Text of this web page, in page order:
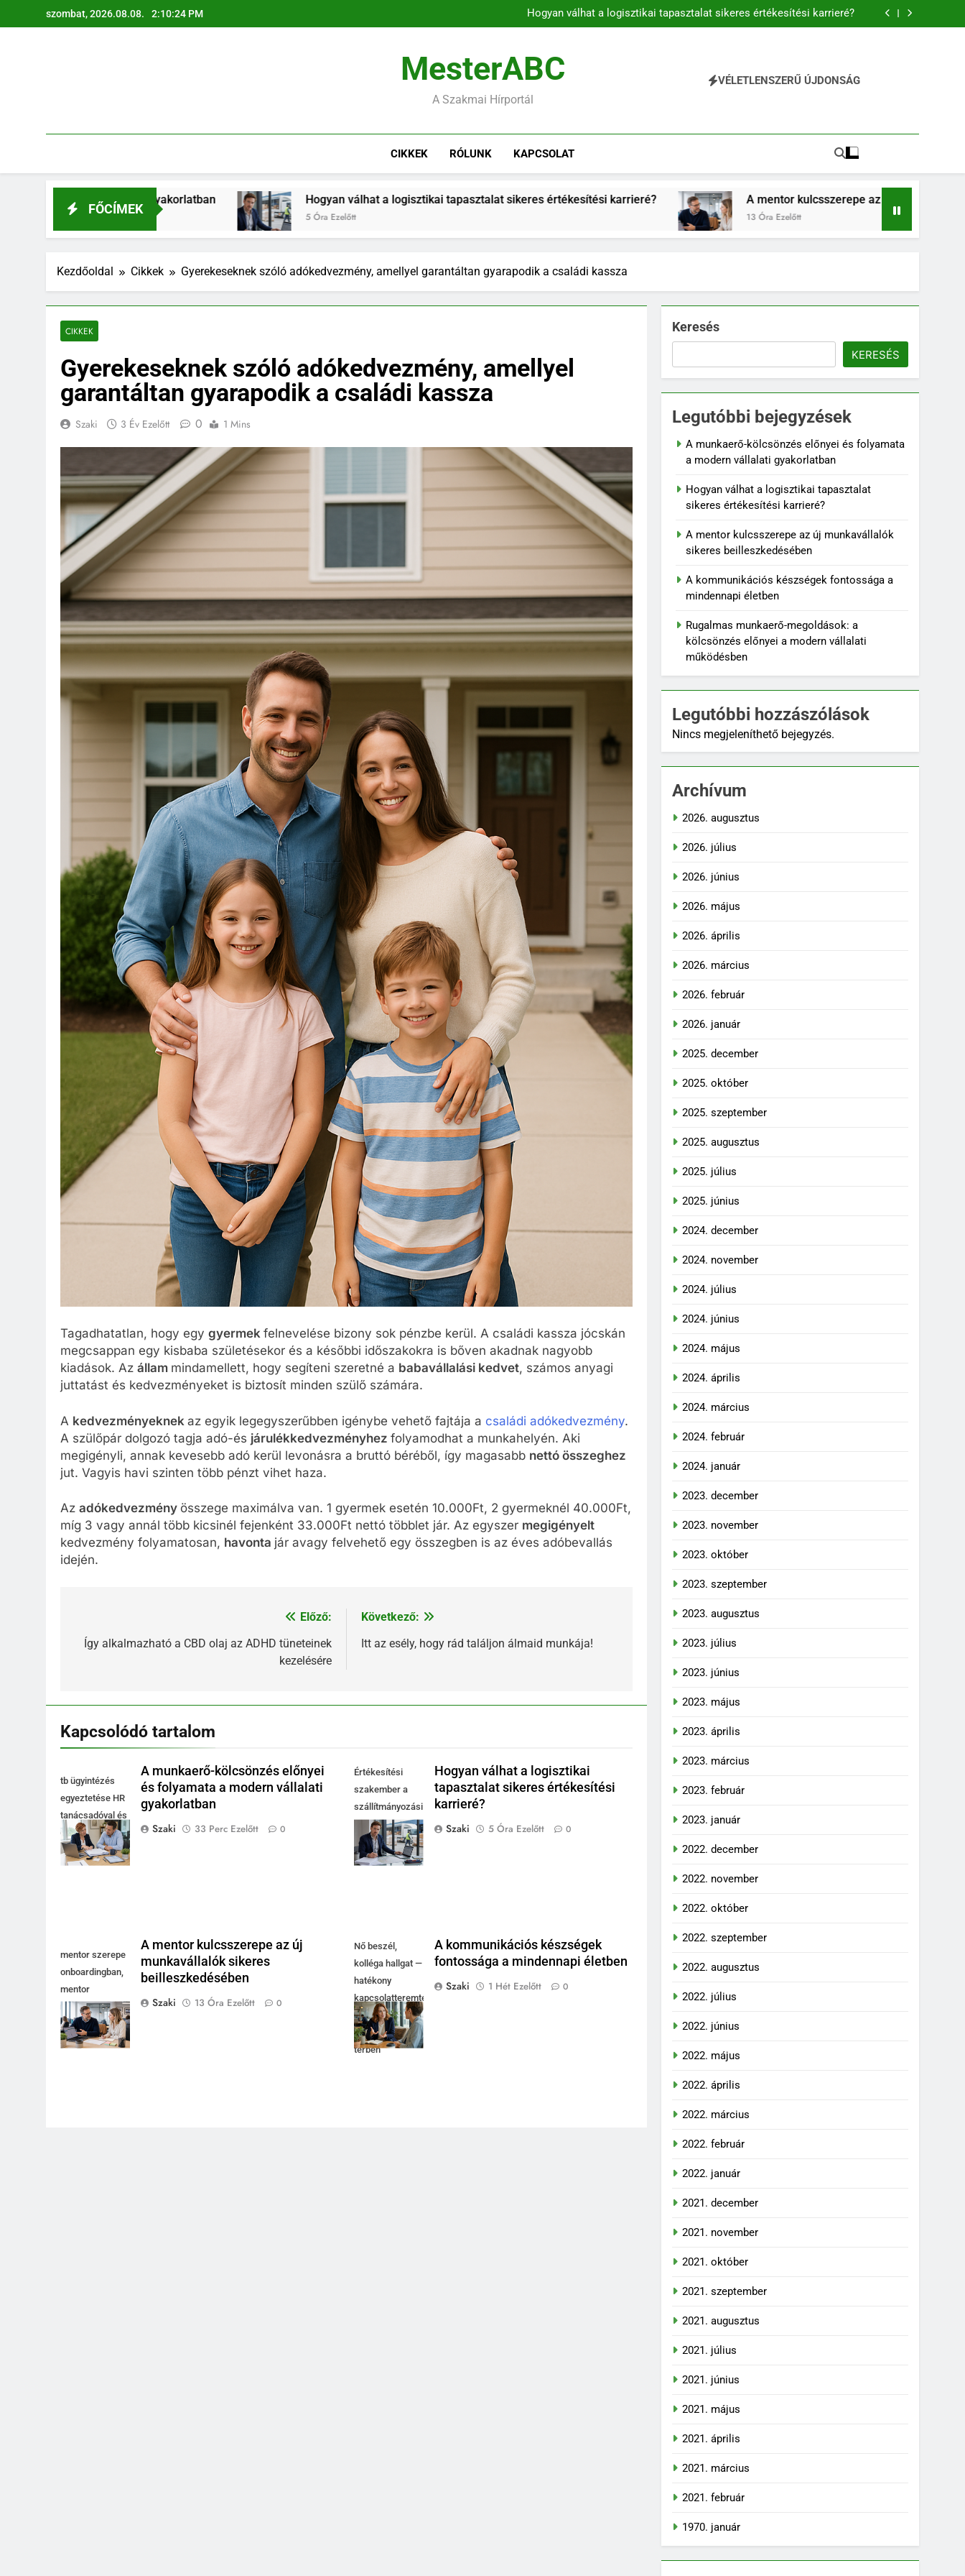
a
szombat, 2026.08.08. 2:10:26 PM
gyakorlatban
Hogyan válhat a logisztikai tapasztalat sikeres értékesítési karrieré?
A mentor kulcsszerepe az új munkavállalók sikeres beilleszkedésében
Hogyan válhat a logisztikai tapasztalat sikeres értékesítési karrieré?
A mentor kulcsszerepe az új munkavállalók sikeres beilleszkedésében
MesterABC
A Szakmai Hírportál
VÉLETLENSZERŰ ÚJDONSÁG
CIKKEK RÓLUNK KAPCSOLAT
FŐCÍMEK
gyakorlatban Hogyan válhat a logisztikai tapasztalat sikeres értékesítési karrieré? A mentor kulcsszerepe az új munkavállalók sikeres
13 Óra Ezelőtt
Kezdőoldal Cikkek Gyerekeseknek szóló adókedvezmény, amellyel garantáltan gyarapodik a családi kassza
CIKKEK
Gyerekeseknek szóló adókedvezmény, amellyel
garantáltan gyarapodik a családi kassza
Szaki 3 Év Ezelőtt 0 1 Mins
Tagadhatatlan, hogy egy gyermek felnevelése bizony sok pénzbe kerül. A családi kassza jócskán
megcsappan egy kisbaba születésekor és a későbbi időszakokra is bőven akadnak nagyobb
kiadások. Az állam mindamellett, hogy segíteni szeretné a babavállalási kedvet, számos anyagi
juttatást és kedvezményeket is biztosít minden szülő számára.
A kedvezményeknek az egyik legegyszerűbben igénybe vehető fajtája a családi adókedvezmény.
A szülőpár dolgozó tagja adó-és járulékkedvezményhez folyamodhat a munkahelyén. Aki
megigényli, annak kevesebb adó kerül levonásra a bruttó béréből, így magasabb nettó összeghez
jut. Vagyis havi szinten több pénzt vihet haza.
Az adókedvezmény összege maximálva van. 1 gyermek esetén 10.000Ft, 2 gyermeknél 40.000Ft,
míg 3 vagy annál több kicsinél fejenként 33.000Ft nettó többlet jár. Az egyszer megigényelt
kedvezmény folyamatosan, havonta jár avagy felvehető egy összegben is az éves adóbevallás
idején.
navigáció
Előző:
Így alkalmazható a CBD olaj az ADHD tüneteinek
kezelésére
Következő:
Itt az esély, hogy rád találjon álmaid munkája!
Kapcsolódó tartalom
tb ügyintézés
egyeztetése HR
tanácsadóval és
cégvezetővel az
irodában
A munkaerő-kölcsönzés előnyei
és folyamata a modern vállalati
gyakorlatban
Szaki
33 Perc Ezelőtt 0
Értékesítési
szakember a
szállítmányozási
és fuvarozási
szakma modern
irodájában
Hogyan válhat a logisztikai
tapasztalat sikeres értékesítési
karrieré?
Szaki
5 Óra Ezelőtt 0
mentor szerepe
onboardingban,
mentor
magyaráz
laptopnál, új
kolléga jegyzetel
A mentor kulcsszerepe az új
munkavállalók sikeres
beilleszkedésében
Szaki
13 Óra Ezelőtt 0
Nő beszél,
kolléga hallgat —
hatékony
kapcsolatteremtés
fényes
coworking
térben
A kommunikációs készségek
fontossága a mindennapi életben
Szaki
1 Hét Ezelőtt 0
Keresés
KERESÉS
Legutóbbi bejegyzések
A munkaerő-kölcsönzés előnyei és folyamata
a modern vállalati gyakorlatban
Hogyan válhat a logisztikai tapasztalat
sikeres értékesítési karrieré?
A mentor kulcsszerepe az új munkavállalók
sikeres beilleszkedésében
A kommunikációs készségek fontossága a
mindennapi életben
Rugalmas munkaerő-megoldások: a
kölcsönzés előnyei a modern vállalati
működésben
Legutóbbi hozzászólások
Nincs megjeleníthető bejegyzés.
Archívum
2026. augusztus
2026. július
2026. június
2026. május
2026. április
2026. március
2026. február
2026. január
2025. december
2025. október
2025. szeptember
2025. augusztus
2025. július
2025. június
2024. december
2024. november
2024. július
2024. június
2024. május
2024. április
2024. március
2024. február
2024. január
2023. december
2023. november
2023. október
2023. szeptember
2023. augusztus
2023. július
2023. június
2023. május
2023. április
2023. március
2023. február
2023. január
2022. december
2022. november
2022. október
2022. szeptember
2022. augusztus
2022. július
2022. június
2022. május
2022. április
2022. március
2022. február
2022. január
2021. december
2021. november
2021. október
2021. szeptember
2021. augusztus
2021. július
2021. június
2021. május
2021. április
2021. március
2021. február
1970. január